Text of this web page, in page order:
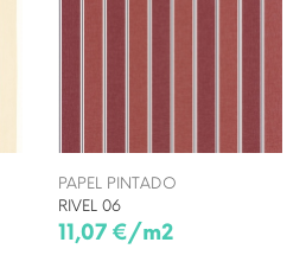
PAPEL PINTADO
RIVEL 06
11,07 €/m2